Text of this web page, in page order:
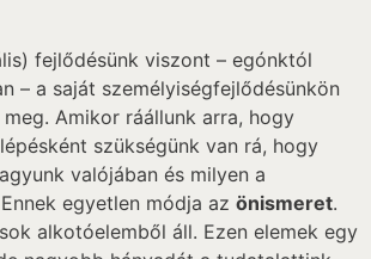
fejlődésünk viszont – egónktól
– a saját személyiségfejlődésünkön
Amikor ráállunk arra, hogy
szükségünk van rá, hogy
valójában és milyen a
egyetlen módja az önismeret.
alkotóelemből áll. Ezen elemek egy